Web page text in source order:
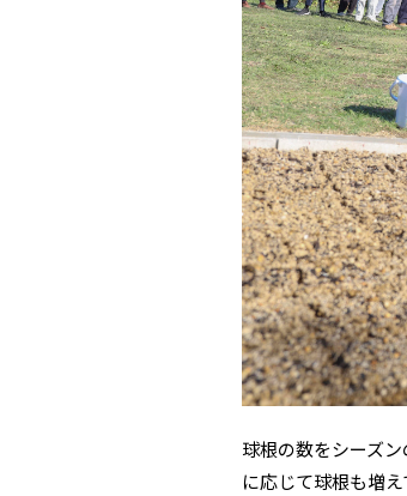
球根の数をシーズ
に応じて球根も増